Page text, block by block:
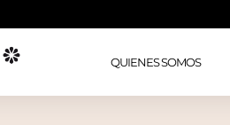
QUIENES SOMOS